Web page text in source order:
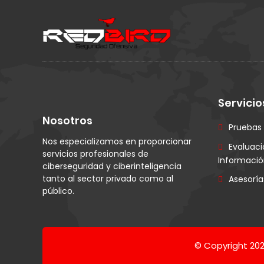
Nosotros
Nos especializamos en proporcionar
servicios profesionales de
ciberseguridad y ciberinteligencia
tanto al sector privado como al
público.
© Copyright